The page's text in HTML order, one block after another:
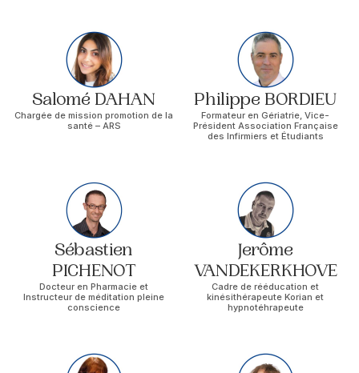
Salomé DAHAN
Chargée de mission promotion de la
santé – ARS
Philippe BORDIEU
Formateur en Gériatrie, Vice-
Président Association Française
des Infirmiers et Étudiants
Sébastien
PICHENOT
Docteur en Pharmacie et
Instructeur de méditation pleine
conscience
Jerôme
VANDEKERKHOVE
Cadre de rééducation et
kinésithérapeute Korian et
hypnotéhrapeute